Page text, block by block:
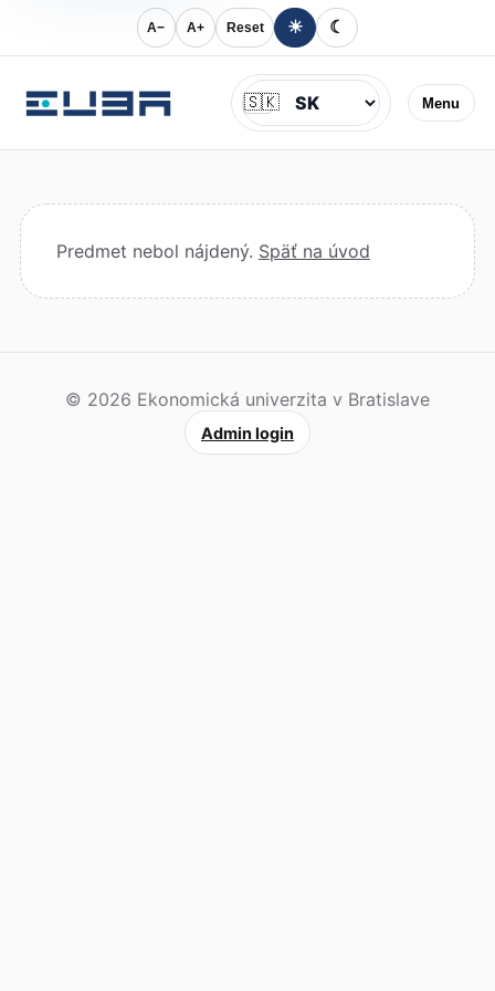
A− A+ Reset ☀ ☾
Menu
Jazyk
🇸🇰
Predmet nebol nájdený. Späť na úvod
© 2026 Ekonomická univerzita v Bratislave
Admin login